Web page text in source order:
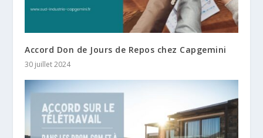
Accord Don de Jours de Repos chez Capgemini
30 juillet 2024